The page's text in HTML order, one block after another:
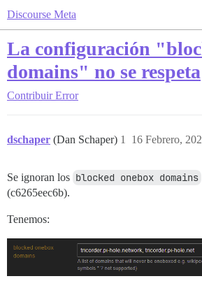
Discourse Meta
La configuración
domains" no se respeta
Contribuir Error
dschaper (Dan Schaper) 16 Febrero,
1
Se ignoran los blocked onebox domains
(c6265eec6b).
Tenemos: